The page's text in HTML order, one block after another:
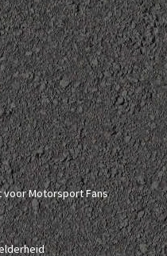
voor Motorsport Fans